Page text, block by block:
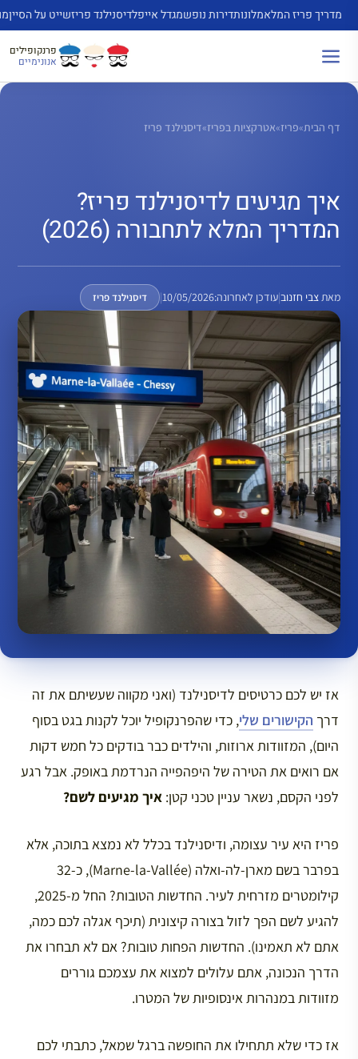
לדלג
לתוכן
מדריך פריז המלאמלונותדירות נופשמגדל אייפלדיסנילנד פריזשייט על הסיין
פרנקופילים
אנונימיים
דף הבית»פריז»אטרקציות בפריז»דיסנילנד פריז
איך מגיעים לדיסנילנד פריז?
המדריך המלא לתחבורה (2026)
מאתצבי חזנוב|עודכן לאחרונה:10/05/2026
| דיסנילנד פריז
אז יש לכם כרטיסים לדיסנילנד (ואני מקווה שעשיתם את זה
דרך הקישורים שלי, כדי שהפרנקופיל יוכל לקנות בגט בסוף
היום), המזוודות ארוזות, והילדים כבר בודקים כל חמש דקות
אם רואים את הטירה של היפהפייה הנרדמת באופק. אבל רגע
לפני הקסם, נשאר עניין טכני קטן: איך מגיעים לשם?
פריז היא עיר עצומה, ודיסנילנד בכלל לא נמצא בתוכה, אלא
בפרבר בשם מארן-לה-ואלה (Marne-la-Vallée), כ-32
קילומטרים מזרחית לעיר. החדשות הטובות? החל מ-2025,
להגיע לשם הפך לזול בצורה קיצונית (תיכף אגלה לכם כמה,
אתם לא תאמינו). החדשות הפחות טובות? אם לא תבחרו את
הדרך הנכונה, אתם עלולים למצוא את עצמכם גוררים
מזוודות במנהרות אינסופיות של המטרו.
אז כדי שלא תתחילו את החופשה ברגל שמאל, כתבתי לכם